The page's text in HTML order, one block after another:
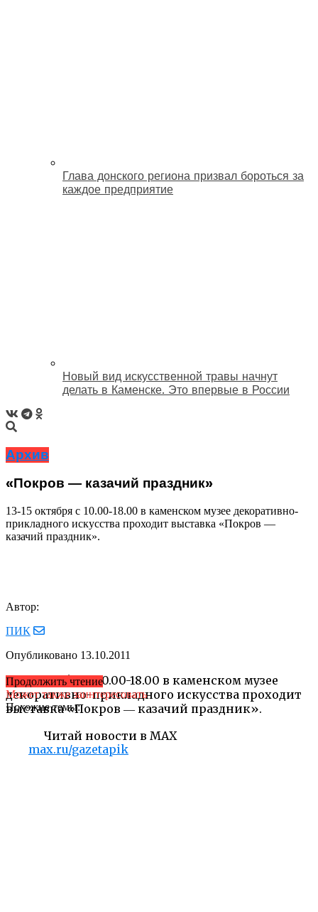
Глава донского региона призвал бороться за
каждое предприятие
Новый вид искусственной травы начнут
делать в Каменске. Это впервые в России
Архив
«Покров ― казачий праздник»
13-15 октября с 10.00-18.00 в каменском музее декоративно-
прикладного искусства проходит выставка «Покров ―
казачий праздник».
Автор:
ПИК
Опубликовано 13.10.2011
13-15 октября с 10.00-18.00 в каменском музее
декоративно-прикладного искусства проходит
выставка «Покров ― казачий праздник».
Читай новости в MAX
max.ru/gazetapik
Продолжить чтение
Может также заинтересовать
Похожие темы: